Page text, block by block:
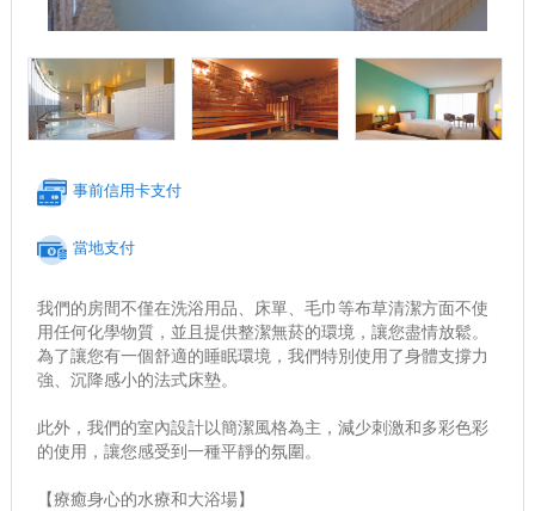
事前信用卡支付
當地支付
我們的房間不僅在洗浴用品、床單、毛巾等布草清潔方面不使
用任何化學物質，並且提供整潔無菸的環境，讓您盡情放鬆。
為了讓您有一個舒適的睡眠環境，我們特別使用了身體支撐力
強、沉降感小的法式床墊。
此外，我們的室內設計以簡潔風格為主，減少刺激和多彩色彩
的使用，讓您感受到一種平靜的氛圍。
【療癒身心的水療和大浴場】